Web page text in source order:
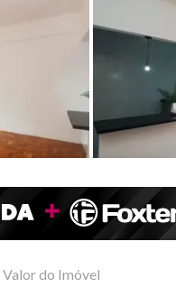
Valor do Imóvel